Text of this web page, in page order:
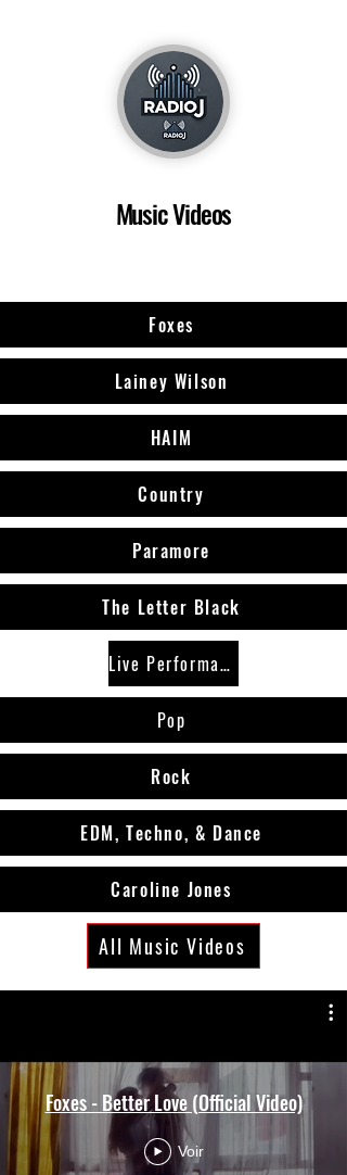
Music Videos
Foxes
Lainey Wilson
HAIM
Country
Paramore
The Letter Black
Live Performances
Pop
Rock
EDM, Techno, & Dance
Caroline Jones
All Music Videos
Foxes - Better Love (Official Video)
Voir